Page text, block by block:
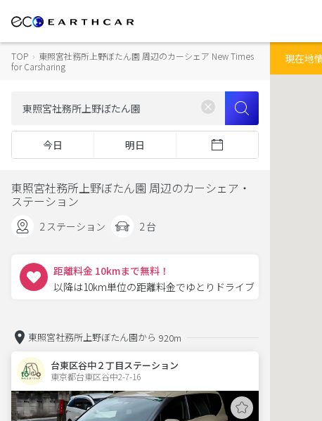
TOP › 東照宮社務所上野ぼたん園 周辺のカーシェア New Times
for Carsharing
今日 明日
東照宮社務所上野ぼたん園 周辺のカーシェア・
ステーション
2 ステーション 2 台
距離料金 10kmまで無料！
以降は10km単位の距離料金でゆとりドライブ
東照宮社務所上野ぼたん園から 920m
台東区谷中２丁目ステーション
東京都台東区谷中2-7-16